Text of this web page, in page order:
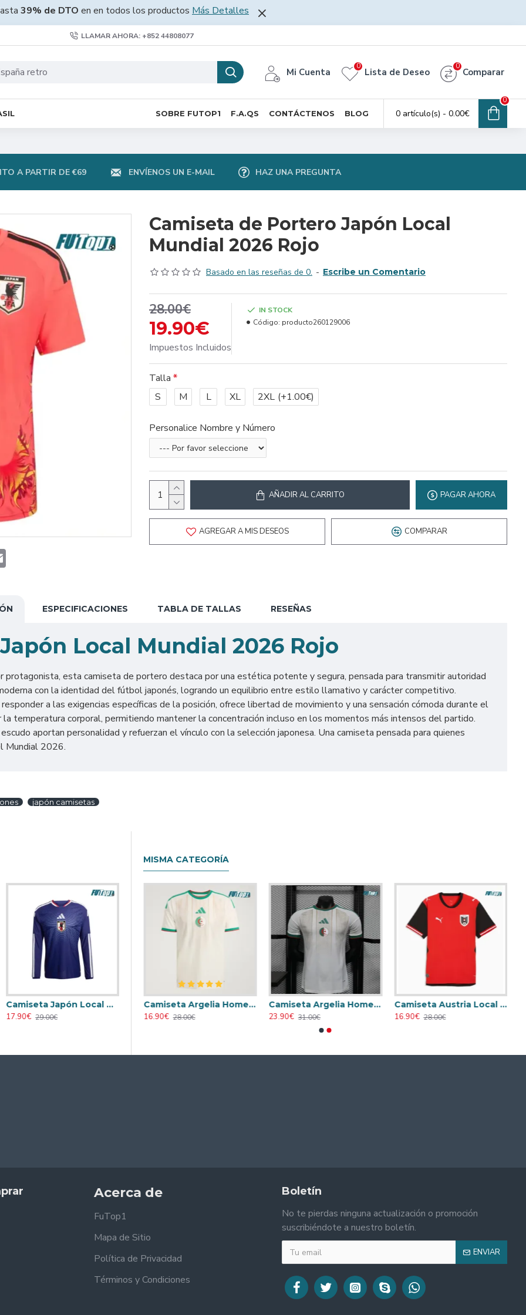
39% de DTO en en todos los productos Más Detalles
LLAMAR AHORA: +852 44808077
Mi Cuenta Lista de Deseo
0
Comparar
0
SOBRE FUTOP1 F.A.QS CONTÁCTENOS BLOG 0 artículo(s) - 0.00€
0
A PARTIR DE €69 ENVÍENOS UN E-MAIL HAZ UNA PREGUNTA
Email
Camiseta de Portero Japón Local
Mundial 2026 Rojo
Basado en las reseñas de 0. - Escribe un Comentario
19.90€
28.00€
Impuestos Incluidos
IN STOCK
Código: producto260129006
Talla
S
M L XL 2XL (+1.00€)
Personalice Nombre y Número
AÑADIR AL CARRITO PAGAR AHORA
AGREGAR A MIS DESEOS COMPARAR
ESPECIFICACIONES TABLA DE TALLAS RESEÑAS
Local Mundial 2026 Rojo
protagonista, esta camiseta de portero destaca por una estética potente y segura, pensada para transmitir autoridad
con la identidad del fútbol japonés, logrando un equilibrio entre estilo llamativo y carácter competitivo.
responder a las exigencias específicas de la posición, ofrece libertad de movimiento y una sensación cómoda durante el
temperatura corporal, permitiendo mantener la concentración incluso en los momentos más intensos del partido.
aportan personalidad y refuerzan el vínculo con la selección japonesa. Una camiseta pensada para quienes
Mundial 2026.
japón camisetas
Camiseta Japón Local Mundial 2026 ML Azul
17.90€ 29.00€
MISMA CATEGORÍA
17.90€ 29.00€
Camiseta Argelia Home 2026
16.90€ 28.00€
Camiseta Argelia Home 2026 Versión Jugador
23.90€ 31.00€
Camiseta Austria Local Mundial 2026 Rojo
16.90€ 28.00€
Acerca de
FuTop1
Mapa de Sitio
Política de Privacidad
Términos y Condiciones
Boletín
No te pierdas ninguna actualización o promoción
suscribiéndote a nuestro boletín.
ENVIAR